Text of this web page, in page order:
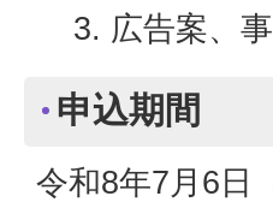
広告案、
申込期間
令和8年7月6日